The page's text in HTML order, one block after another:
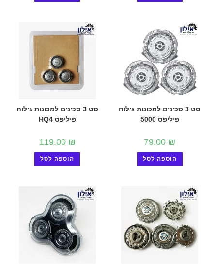
סט 3 סכינים למכונות גילוח
פיליפס 5000
79.00 ₪
הוספה לסל
סט 3 סכינים למכונות גילוח
פיליפס HQ4
119.00 ₪
הוספה לסל